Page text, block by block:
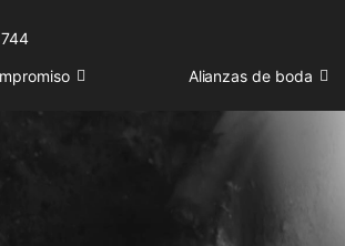
Alianzas de boda